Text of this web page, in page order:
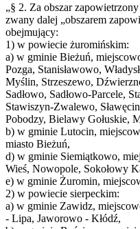
„§ 2. Za obszar
zwany dalej „obszarem
obejmujący:
1) w powiecie żuromińskim:
a) w gminie Bieżuń,
Pozga, Stanisławowo,
Myślin, Strzeszewo,
Sadłowo, Sadłowo-Parcele,
Stawiszyn-Zwalewo,
Pobodzy, Bielawy Gołuskie,
b) w gminie Lutocin,
miasto Bieżuń,
d) w gminie Siemiątkowo,
Wieś, Nowopole, Sokołowy
e) w gminie Żuromin,
2) w powiecie sierpeckim:
a) w gminie Zawidz,
- Lipa, Jaworowo - Kłódź,